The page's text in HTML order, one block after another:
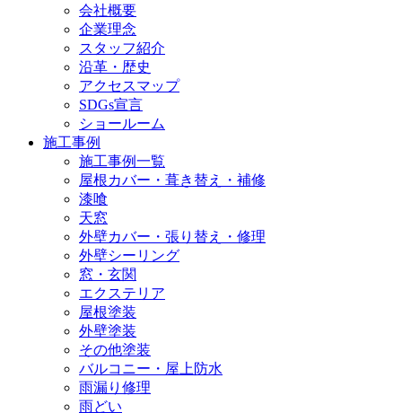
会社概要
企業理念
スタッフ紹介
沿革・歴史
アクセスマップ
SDGs宣言
ショールーム
施工事例
施工事例一覧
屋根カバー・葺き替え・補修
漆喰
天窓
外壁カバー・張り替え・修理
外壁シーリング
窓・玄関
エクステリア
屋根塗装
外壁塗装
その他塗装
バルコニー・屋上防水
雨漏り修理
雨どい